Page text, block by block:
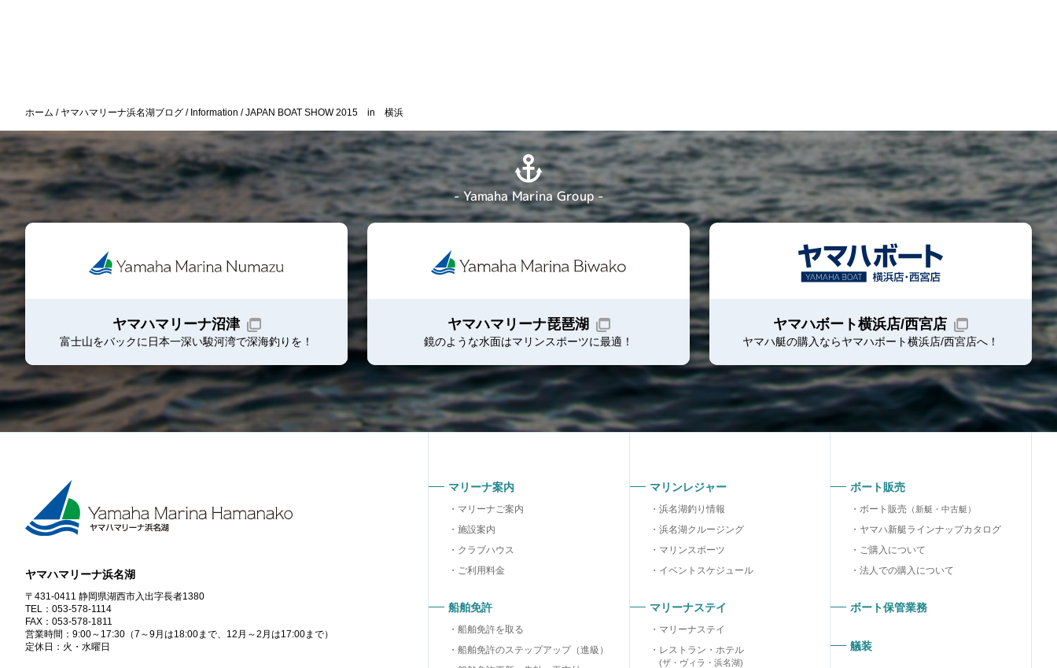
ホーム ヤマハマリーナ浜名湖ブログ Information JAPAN BOAT SHOW 2015 in 横浜
- Yamaha Marina Group -
ヤマハマリーナ沼津
富士山をバックに日本一深い駿河湾で深海釣りを！
ヤマハマリーナ琵琶湖
鏡のような水面はマリンスポーツに最適！
ヤマハボート横浜店/西宮店
ヤマハ艇の購入ならヤマハボート横浜店/西宮店へ！
マリーナ案内
マリーナご案内
施設案内
クラブハウス
ご利用料金
船舶免許
船舶免許を取る
船舶免許のステップアップ（進級）
マリンレジャー
浜名湖釣り情報
浜名湖クルージング
マリンスポーツ
イベントスケジュール
マリーナステイ
マリーナステイ
レストラン・ホテル
(ザ・ヴィラ・浜名湖)
ボート販売
ボート販売 （新艇・中古艇）
ヤマハ新艇ラインナップカタログ
ご購入について
法人での購入について
ボート保管業務
艤装
ヤマハマリーナ浜名湖
〒431-0411 静岡県湖西市入出字長者1380
TEL：053-578-1114
FAX：053-578-1811
営業時間：9:00～17:30 （7～9月は18:00まで、12月～2月は17:00まで）
定休日：火・水曜日